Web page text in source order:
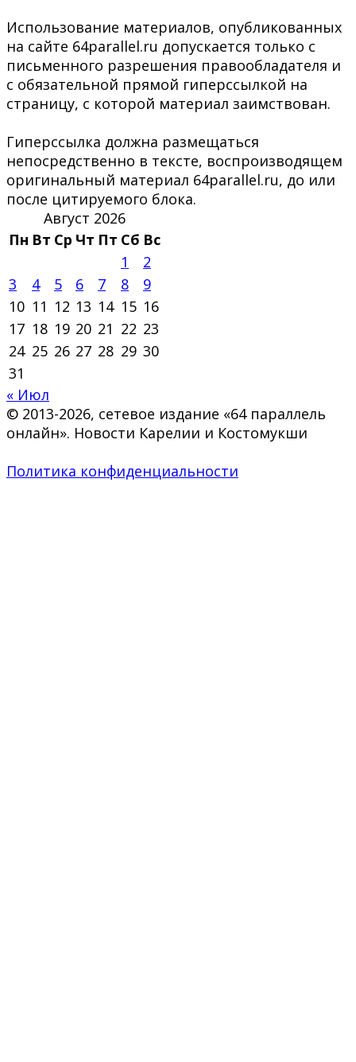
Использование материалов, опубликованных
на сайте 64parallel.ru допускается только с
письменного разрешения правообладателя и
с обязательной прямой гиперссылкой на
страницу, с которой материал заимствован.
Гиперссылка должна размещаться
непосредственно в тексте, воспроизводящем
оригинальный материал 64parallel.ru, до или
после цитируемого блока.
Август 2026
Пн Вт Ср Чт Пт Сб Вс
1
2
3
4 5 6 7 8
9
10 11 12 13 14 15 16
17 18 19 20 21 22 23
24 25 26 27 28 29 30
31
« Июл
© 2013-2026, сетевое издание «64 параллель
онлайн». Новости Карелии и Костомукши
Политика конфиденциальности